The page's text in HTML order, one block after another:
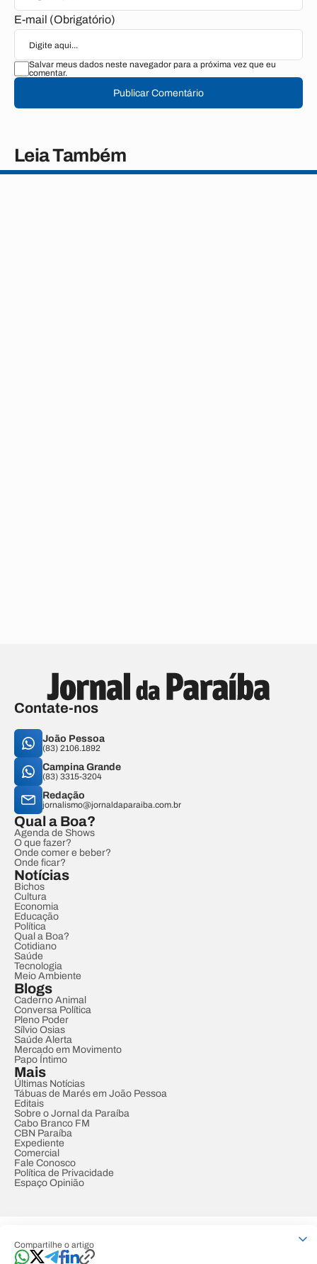
Compartilhe o artigo
E-mail (Obrigatório)
Salvar meus dados neste navegador para a próxima vez que eu
comentar.
Publicar Comentário
Leia Também
Contate-nos
João Pessoa
(83) 2106.1892
Campina Grande
(83) 3315-3204
Redação
jornalismo@jornaldaparaiba.com.br
Qual a Boa?
Agenda de Shows
O que fazer?
Onde comer e beber?
Onde ficar?
Notícias
Bichos
Cultura
Economia
Educação
Política
Qual a Boa?
Cotidiano
Saúde
Tecnologia
Meio Ambiente
Blogs
Caderno Animal
Conversa Política
Pleno Poder
Sílvio Osias
Saúde Alerta
Mercado em Movimento
Papo Íntimo
Mais
Últimas Notícias
Tábuas de Marés em João Pessoa
Editais
Sobre o Jornal da Paraíba
Cabo Branco FM
CBN Paraíba
Expediente
Comercial
Fale Conosco
Política de Privacidade
Espaço Opinião
Developed by Designed by